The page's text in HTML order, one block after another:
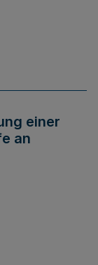
einer
an